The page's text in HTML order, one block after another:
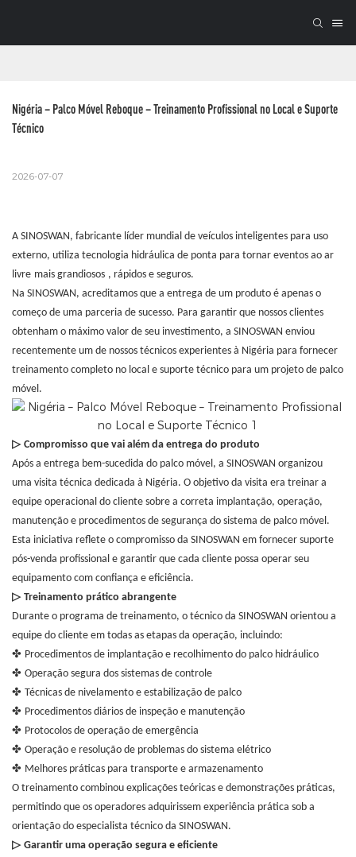
Nigéria – Palco Móvel Reboque – Treinamento Profissional no Local e Suporte
Técnico
2026-07-07
A SINOSWAN, fabricante líder mundial de veículos inteligentes para uso
externo, utiliza tecnologia hidráulica de ponta para tornar eventos ao ar
livre mais grandiosos , rápidos e seguros.
Na SINOSWAN, acreditamos que a entrega de um produto é apenas o
começo de uma parceria de sucesso. Para garantir que nossos clientes
obtenham o máximo valor de seu investimento, a SINOSWAN enviou
recentemente um de nossos técnicos experientes à Nigéria para fornecer
treinamento completo no local e suporte técnico para um projeto de palco
móvel.
▷ Compromisso que vai além da entrega do produto
Após a entrega bem-sucedida do palco móvel, a SINOSWAN organizou
uma visita técnica dedicada à Nigéria. O objetivo da visita era treinar a
equipe operacional do cliente sobre a correta implantação, operação,
manutenção e procedimentos de segurança do sistema de palco móvel.
Esta iniciativa reflete o compromisso da SINOSWAN em fornecer suporte
pós-venda profissional e garantir que cada cliente possa operar seu
equipamento com confiança e eficiência.
▷ Treinamento prático abrangente
Durante o programa de treinamento, o técnico da SINOSWAN orientou a
equipe do cliente em todas as etapas da operação, incluindo:
✤ Procedimentos de implantação e recolhimento do palco hidráulico
✤ Operação segura dos sistemas de controle
✤ Técnicas de nivelamento e estabilização de palco
✤ Procedimentos diários de inspeção e manutenção
✤ Protocolos de operação de emergência
✤ Operação e resolução de problemas do sistema elétrico
✤ Melhores práticas para transporte e armazenamento
O treinamento combinou explicações teóricas e demonstrações práticas,
permitindo que os operadores adquirissem experiência prática sob a
orientação do especialista técnico da SINOSWAN.
▷ Garantir uma operação segura e eficiente